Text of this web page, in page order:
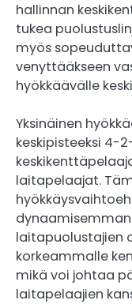
hallinnan
tukea
myös
venyttääkseen
hyökkäävälle
Yksinäinen
keskipisteeksi 4-
laitapelaajat.
dynaamisemman
laitapuolustajien
korkeammalle
mikä voi johtaa
laitapelaajien